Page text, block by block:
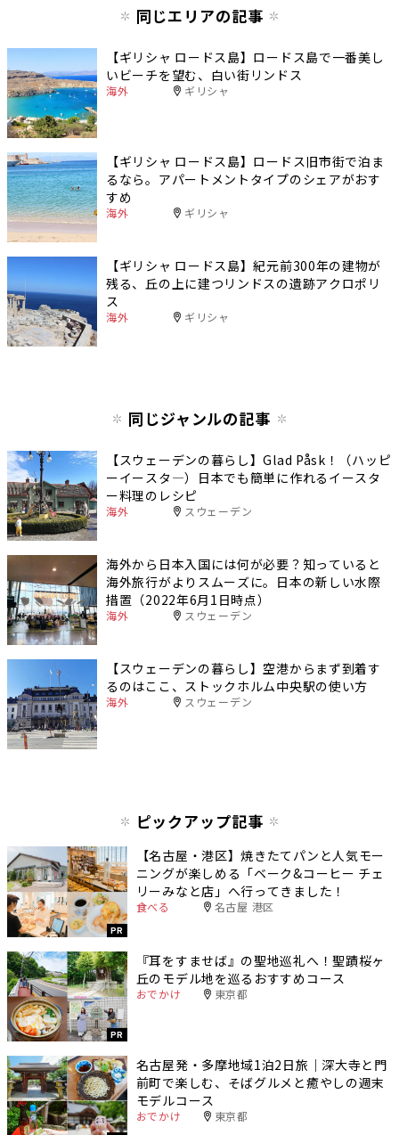
同じエリアの記事
【ギリシャ ロードス島】ロードス島で一番美し
いビーチを望む、白い街リンドス
海外 ギリシャ
【ギリシャ ロードス島】ロードス旧市街で泊ま
るなら。アパートメントタイプのシェアがおす
すめ
海外 ギリシャ
【ギリシャ ロードス島】紀元前300年の建物が
残る、丘の上に建つリンドスの遺跡アクロポリ
ス
海外 ギリシャ
同じジャンルの記事
【スウェーデンの暮らし】Glad Påsk！（ハッピ
ーイースタ―）日本でも簡単に作れるイースタ
ー料理のレシピ
海外 スウェーデン
海外から日本入国には何が必要？知っていると
海外旅行がよりスムーズに。日本の新しい水際
措置（2022年6月1日時点）
海外 スウェーデン
【スウェーデンの暮らし】空港からまず到着す
るのはここ、ストックホルム中央駅の使い方
海外 スウェーデン
ピックアップ記事
PR
【名古屋・港区】焼きたてパンと人気モー
ニングが楽しめる「ベーク&コーヒー チェ
リーみなと店」へ行ってきました！
食べる 名古屋 港区
PR
『耳をすませば』の聖地巡礼へ！聖蹟桜ヶ
丘のモデル地を巡るおすすめコース
おでかけ 東京都
名古屋発・多摩地域1泊2日旅｜深大寺と門
前町で楽しむ、そばグルメと癒やしの週末
モデルコース
おでかけ 東京都